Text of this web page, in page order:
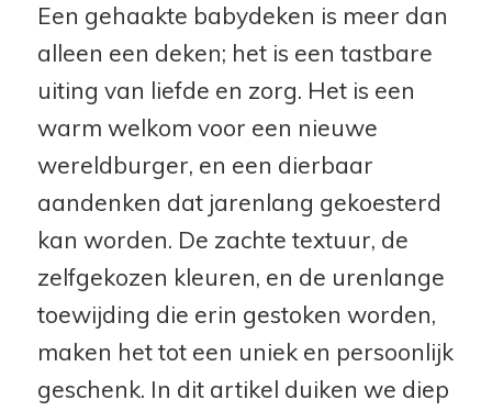
Een gehaakte babydeken is meer dan
alleen een deken; het is een tastbare
uiting van liefde en zorg. Het is een
warm welkom voor een nieuwe
wereldburger, en een dierbaar
aandenken dat jarenlang gekoesterd
kan worden. De zachte textuur, de
zelfgekozen kleuren, en de urenlange
toewijding die erin gestoken worden,
maken het tot een uniek en persoonlijk
geschenk. In dit artikel duiken we diep